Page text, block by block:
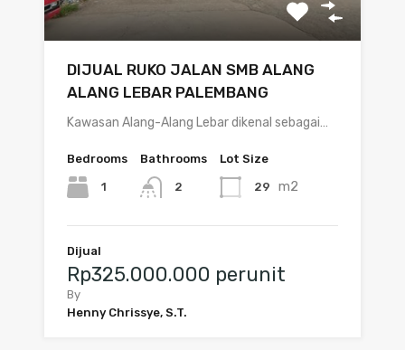
DIJUAL RUKO JALAN SMB ALANG
ALANG LEBAR PALEMBANG
Kawasan Alang-Alang Lebar dikenal sebagai…
Bedrooms
1
Bathrooms
2
Lot Size
29 m2
Dijual
Rp325.000.000 perunit
By
Henny Chrissye, S.T.